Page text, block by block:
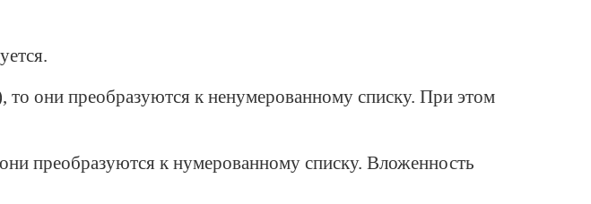
то они преобразуются к ненумерованному списку. При этом
преобразуются к нумерованному списку. Вложенность